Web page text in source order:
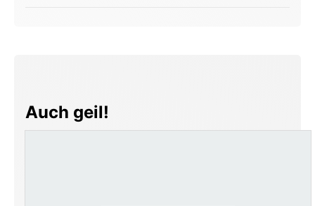
Produktgalerie überspringen
Auch geil!